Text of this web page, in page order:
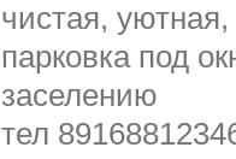
чистая,
парковка под
заселению
тел